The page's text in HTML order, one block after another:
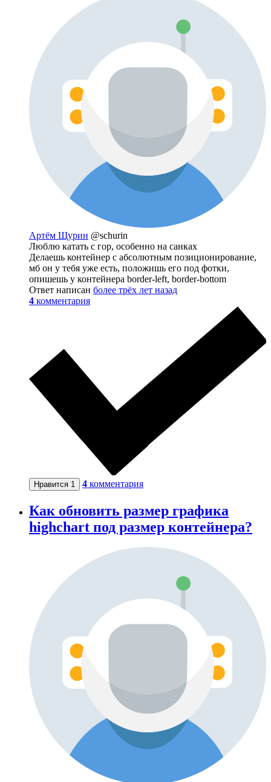
Артём Щурин @schurin
Люблю катать с гор, особенно на санках
Делаешь контейнер с абсолютным позиционирование,
мб он у тебя уже есть, положишь его под фотки,
опишешь у контейнера border-left, border-bottom
Ответ написан более трёх лет назад
4 комментария
Нравится 1 4 комментария
Как обновить размер графика
highchart под размер контейнера?